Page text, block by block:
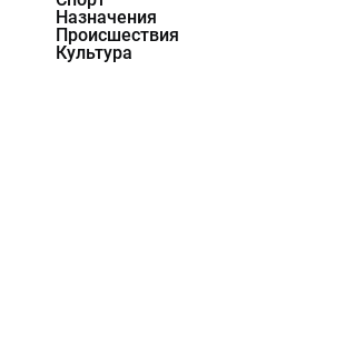
Назначения
Происшествия
Культура